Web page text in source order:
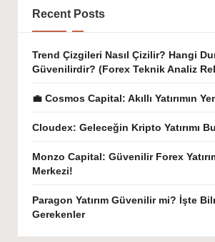
Recent Posts
Trend Çizgileri Nasıl Çizilir? Hangi
Güvenilirdir? (Forex Teknik Analiz
💼 Cosmos Capital: Akıllı Yatırımın
Cloudex: Geleceğin Kripto Yatırımı
Monzo Capital: Güvenilir Forex
Merkezi!
Paragon Yatırım Güvenilir mi? İşte
Gerekenler